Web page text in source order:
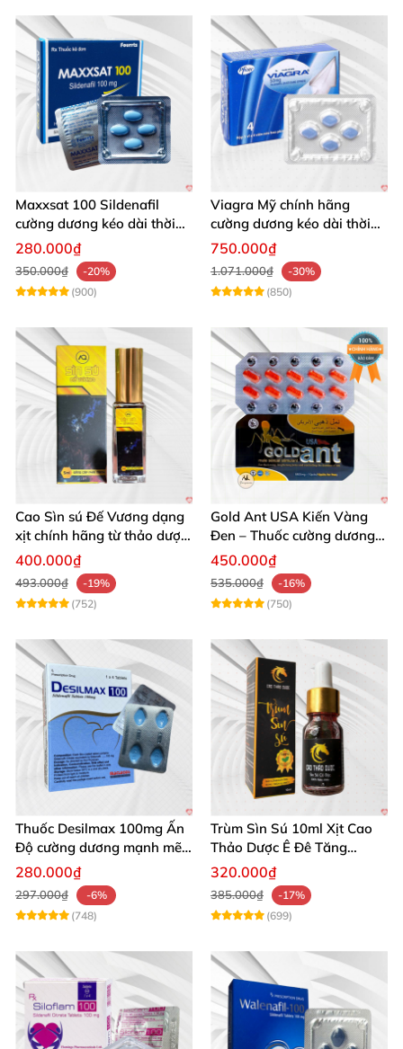
Đặt mua Popper Reds 10ml chính hãng tại Lovekiss
ngay hôm nayđể “cháy” hết mình trong từng khoảnh
khắc!
Maxxsat 100 Sildenafil
cường dương kéo dài thời
gian cho nam
280.000₫
350.000₫
-20%
(900)
Viagra Mỹ chính hãng
cường dương kéo dài thời
gian nhập khẩu
750.000₫
1.071.000₫
-30%
(850)
Cao Sìn sú Đế Vương dạng
xịt chính hãng từ thảo dược
Ê Đê Việt Nam
400.000₫
493.000₫
-19%
(752)
Gold Ant USA Kiến Vàng
Đen – Thuốc cường dương
tăng sinh lý nam mạnh
450.000₫
535.000₫
-16%
(750)
Thuốc Desilmax 100mg Ấn
Độ cường dương mạnh mẽ
tăng sinh lý phái mạnh
280.000₫
297.000₫
-6%
(748)
Trùm Sìn Sú 10ml Xịt Cao
Thảo Dược Ê Đê Tăng
Cường Sinh Lý
320.000₫
385.000₫
-17%
(699)